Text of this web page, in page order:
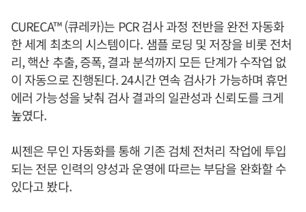
CURECA™ (큐레카)는 PCR 검사 과정 전반을 완전 자동화
한 세계 최초의 시스템이다. 샘플 로딩 및 저장을 비롯 전처
리, 핵산 추출, 증폭, 결과 분석까지 모든 단계가 수작업 없
이 자동으로 진행된다. 24시간 연속 검사가 가능하며 휴먼
에러 가능성을 낮춰 검사 결과의 일관성과 신뢰도를 크게
높였다.
씨젠은 무인 자동화를 통해 기존 검체 전처리 작업에 투입
되는 전문 인력의 양성과 운영에 따르는 부담을 완화할 수
있다고 봤다.